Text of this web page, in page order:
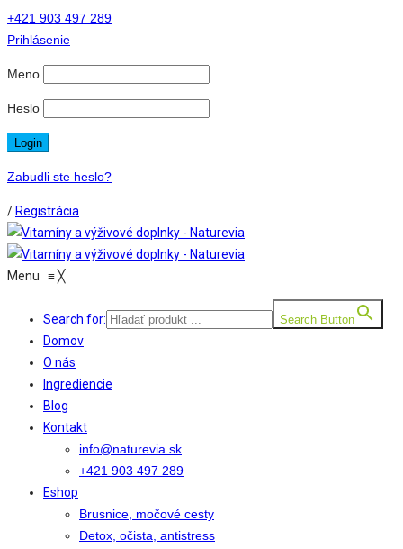
+421 903 497 289
Prihlásenie
Meno
Heslo
Zabudli ste heslo?
/ Registrácia
Menu ≡╳
Search for: Search Button
Domov
O nás
Ingrediencie
Blog
Kontakt
info@naturevia.sk
+421 903 497 289
Eshop
Brusnice, močové cesty
Detox, očista, antistress